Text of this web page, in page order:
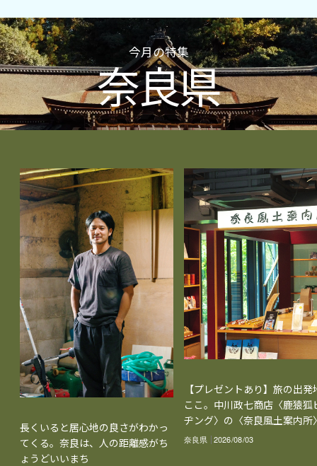
今月の特集
奈良県
長くいると居心地の良さがわかっ
てくる。奈良は、人の距離感がち
ょうどいいまち
【プレゼントあり】旅の出発
ここ。中川政七商店〈鹿猿狐
ヂング〉の〈奈良風土案内所
奈良県 2026/08/03